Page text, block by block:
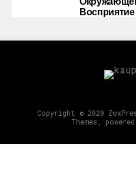
Восприятие
Copyright © 2020
Themes,